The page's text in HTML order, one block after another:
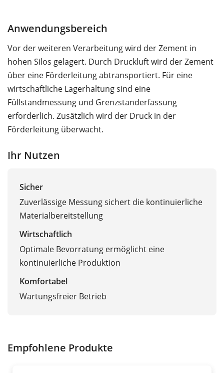
Anwendungsbereich
Vor der weiteren Verarbeitung wird der Zement in
hohen Silos gelagert. Durch Druckluft wird der Zement
über eine Förderleitung abtransportiert. Für eine
wirtschaftliche Lagerhaltung sind eine
Füllstandmessung und Grenzstanderfassung
erforderlich. Zusätzlich wird der Druck in der
Förderleitung überwacht.
Ihr Nutzen
Sicher
Zuverlässige Messung sichert die kontinuierliche
Materialbereitstellung
Wirtschaftlich
Optimale Bevorratung ermöglicht eine
kontinuierliche Produktion
Komfortabel
Wartungsfreier Betrieb
Empfohlene Produkte